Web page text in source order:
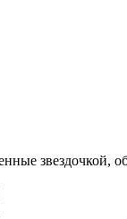
звездочкой,